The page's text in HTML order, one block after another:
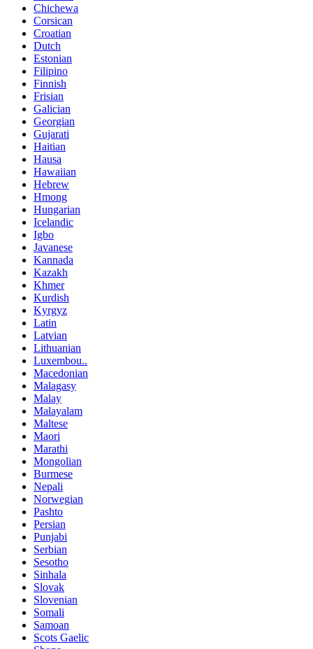
Chichewa
Corsican
Croatian
Dutch
Estonian
Filipino
Finnish
Frisian
Galician
Georgian
Gujarati
Haitian
Hausa
Hawaiian
Hebrew
Hmong
Hungarian
Icelandic
Igbo
Javanese
Kannada
Kazakh
Khmer
Kurdish
Kyrgyz
Latin
Latvian
Lithuanian
Luxembou..
Macedonian
Malagasy
Malay
Malayalam
Maltese
Maori
Marathi
Mongolian
Burmese
Nepali
Norwegian
Pashto
Persian
Punjabi
Serbian
Sesotho
Sinhala
Slovak
Slovenian
Somali
Samoan
Scots Gaelic